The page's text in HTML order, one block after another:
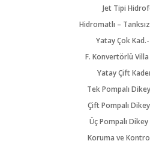
Jet Tipi
Hidromatlı –
Yatay Çok
F. Konvertörlü
Yatay Çift
Tek Pompalı
Çift Pompalı
Üç Pompalı Dikey
Koruma ve